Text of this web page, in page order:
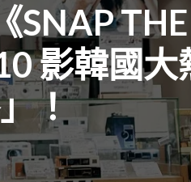
SNAP THE
影韓國大
！